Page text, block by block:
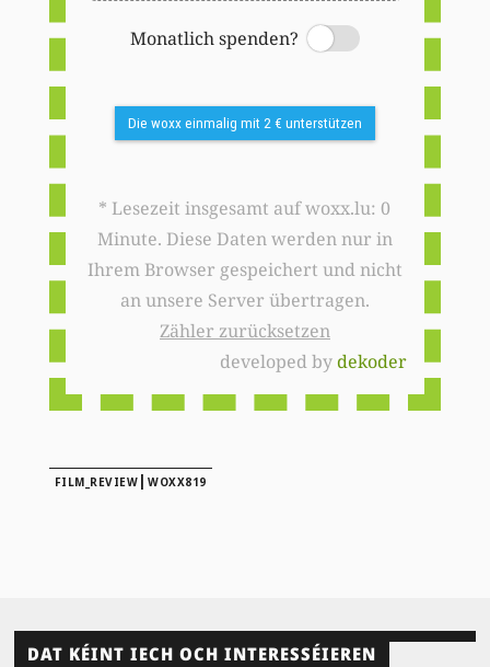
Monatlich spenden?
Switch
Die woxx einmalig mit 2 € unterstützen
* Lesezeit insgesamt auf woxx.lu: 0
Minute. Diese Daten werden nur in
Ihrem Browser gespeichert und nicht
an unsere Server übertragen.
Zähler zurücksetzen
developed bydekoder
FILM_REVIEW |WOXX819
DAT KÉINT IECH OCH INTERESSÉIEREN